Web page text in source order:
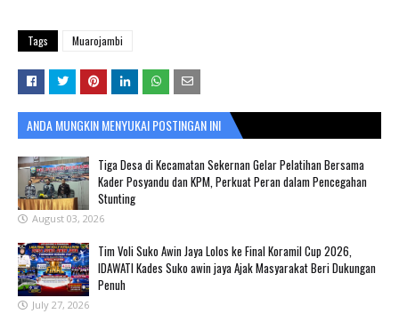
Tags Muarojambi
ANDA MUNGKIN MENYUKAI POSTINGAN INI
Tiga Desa di Kecamatan Sekernan Gelar Pelatihan Bersama
Kader Posyandu dan KPM, Perkuat Peran dalam Pencegahan
Stunting
August 03, 2026
Tim Voli Suko Awin Jaya Lolos ke Final Koramil Cup 2026,
IDAWATI Kades Suko awin jaya Ajak Masyarakat Beri Dukungan
Penuh
July 27, 2026